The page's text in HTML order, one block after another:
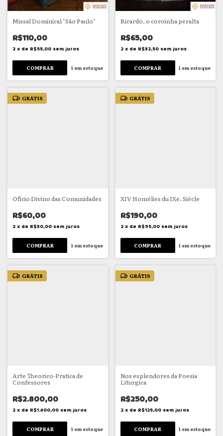
Missal Dominical "São Paulo"
R$110,00
2 x de R$55,00 sem juros
1em estoque
Ricardo, o coroinha peralta
R$65,00
2 x de R$32,50 sem juros
1 em estoque
GRÁTIS
Ofício Divino das Comunidades
R$60,00
2 x de R$30,00 sem juros
1 em estoque
GRÁTIS
XIV Homélies du IXe. Siècle
R$190,00
2 x de R$95,00 sem juros
1 em estoque
GRÁTIS
Arte Theorico-Pratica de
Confessores
R$2.800,00
2 x de R$1.400,00 sem juros
1em estoque
GRÁTIS
Nos esplendores da Poesia
Liturgica
R$250,00
2 x de R$125,00 sem juros
1 em estoque